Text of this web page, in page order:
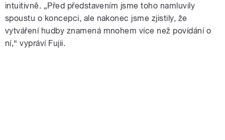
intuitivně. „Před představením jsme toho namluvily
spoustu o koncepci, ale nakonec jsme zjistily, že
vytváření hudby znamená mnohem více než povídání o
ní,“ vypráví Fujii.